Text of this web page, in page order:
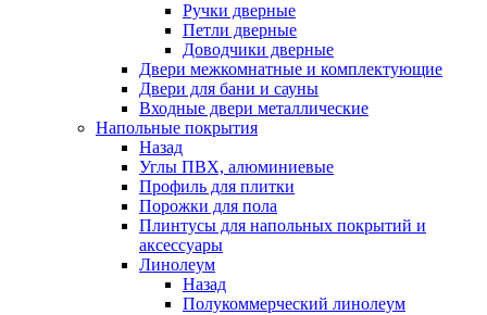
Ручки дверные
Петли дверные
Доводчики дверные
Двери межкомнатные и комплектующие
Двери для бани и сауны
Входные двери металлические
Напольные покрытия
Назад
Углы ПВХ, алюминиевые
Профиль для плитки
Порожки для пола
Плинтусы для напольных покрытий и
аксессуары
Линолеум
Назад
Полукоммерческий линолеум